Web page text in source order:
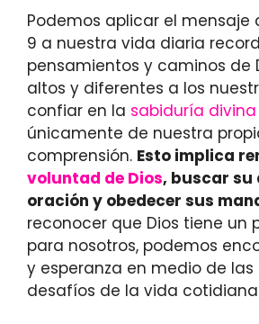
Podemos aplicar el mensaje
9 a nuestra vida diaria
pensamientos y caminos de
altos y diferentes a los
confiar en la sabiduría divina
únicamente de nuestra
comprensión. Esto implica
voluntad de Dios, buscar su
oración y obedecer sus
reconocer que Dios tiene un
para nosotros, podemos
y esperanza en medio de
desafíos de la vida